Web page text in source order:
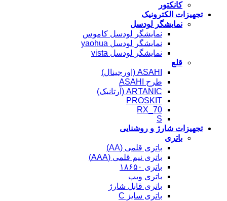
کانکتور
تجهیزات الکترونیک
نمایشگر لودسل
نمایشگر لودسل کاموس
نمایشگر لودسل yaohua
نمایشگر لودسل vista
قلع
ASAHI (اورجینال)
طرح ASAHI
ARTANIC (آرتانیک)
PROSKIT
RX_70
S
تجهیزات شارژ و روشنایی
باتری
باتری قلمی (AA)
باتری نیم قلمی (AAA)
باتری ۱۸۶۵۰
باتری ویپ
باتری قابل شارژ
باتری سایز C